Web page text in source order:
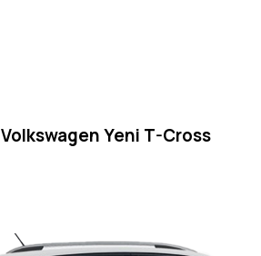
Volkswagen Yeni T-Cross